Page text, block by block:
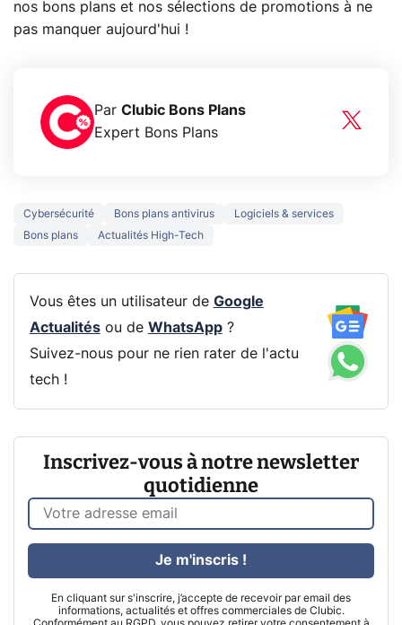
nos bons plans et nos sélections de promotions à ne
pas manquer aujourd'hui !
Par Clubic Bons Plans
Expert Bons Plans
Cybersécurité Bons plans antivirus
Logiciels & services
Bons plans
Actualités High-Tech
Vous êtes un utilisateur de Google
Actualitésou de WhatsApp?
Suivez-nous pour ne rien rater de l'actu
tech !
Inscrivez-vous à notre newsletter
quotidienne
En cliquant sur s'inscrire, j’accepte de recevoir par email des
informations, actualités et offres commerciales de Clubic.
Je m'inscris !